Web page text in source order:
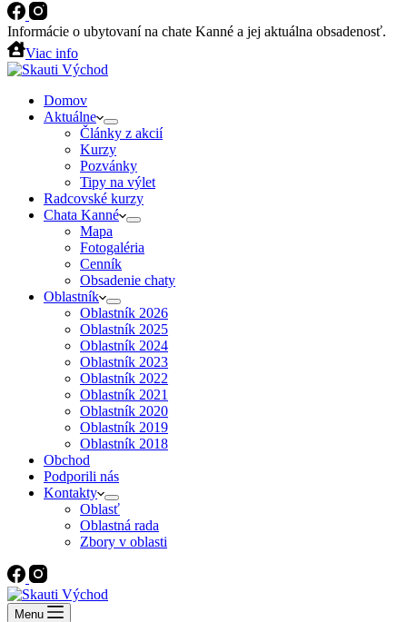
Informácie o ubytovaní na chate Kanné a jej aktuálna obsadenosť.
Viac info
Domov
Aktuálne
Články z akcií
Kurzy
Pozvánky
Tipy na výlet
Radcovské kurzy
Chata Kanné
Mapa
Fotogaléria
Cenník
Obsadenie chaty
Oblastník
Oblastník 2026
Oblastník 2025
Oblastník 2024
Oblastník 2023
Oblastník 2022
Oblastník 2021
Oblastník 2020
Oblastník 2019
Oblastník 2018
Obchod
Podporili nás
Kontakty
Oblasť
Oblastná rada
Zbory v oblasti
Menu